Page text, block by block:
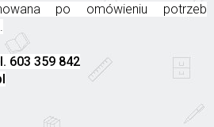
po omówieniu potrzeb
603 359 842